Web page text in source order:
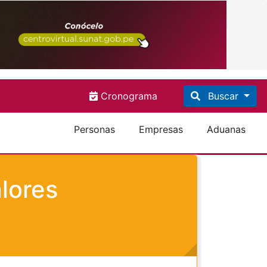
Cronograma Buscar
Personas Empresas Aduanas